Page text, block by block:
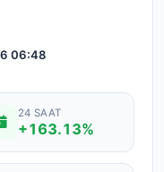
06:48
24 SAAT
+163.13%